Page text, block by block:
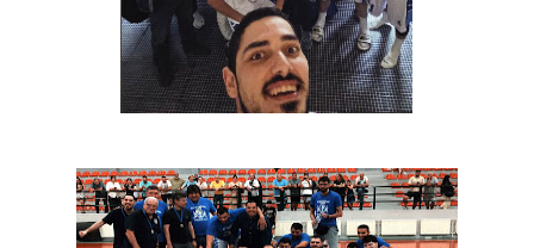
Play off B εφήβων Β φάση Στο f4 ΑΕ Ρέντη, Πέρα , Ερμής